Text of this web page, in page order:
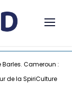
Cameroun :
de la SpiriCulture